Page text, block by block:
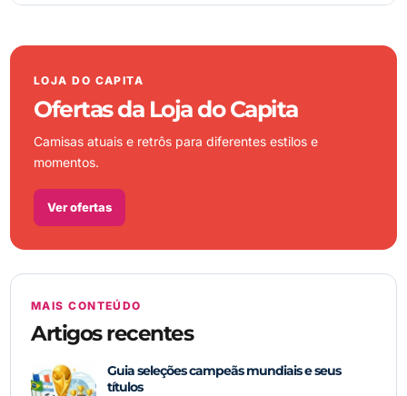
LOJA DO CAPITA
Ofertas da Loja do Capita
Camisas atuais e retrôs para diferentes estilos e
momentos.
Ver ofertas
MAIS CONTEÚDO
Artigos recentes
Guia seleções campeãs mundiais e seus
títulos